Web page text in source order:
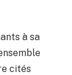
à sa
cités